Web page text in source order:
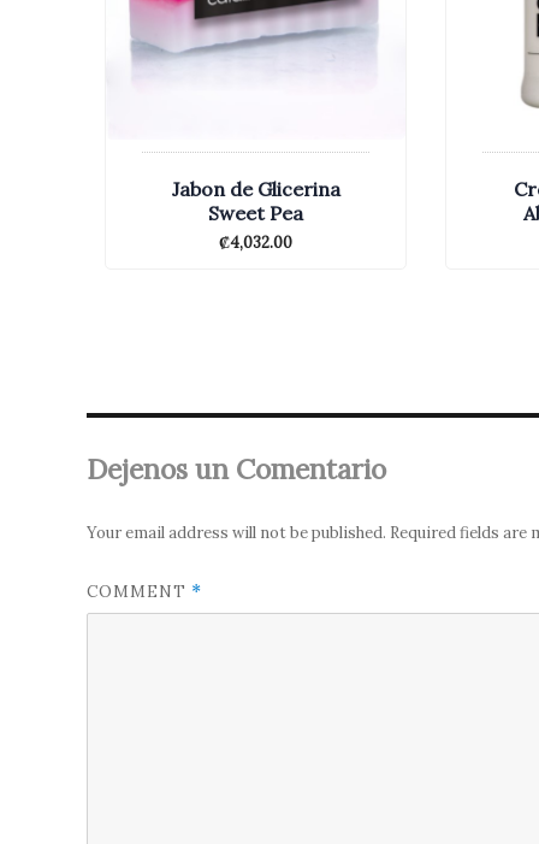
Jabon de Glicerina
Sweet Pea
₡4,032.00
Dejenos un Comentario
Your email address will not be published. Required fields are
COMMENT *